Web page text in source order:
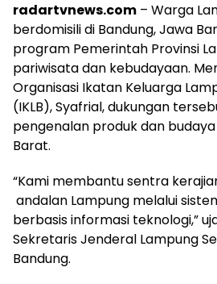
radartvnews.com – Warga
berdomisili di Bandung, Jawa
program Pemerintah Provinsi
pariwisata dan kebudayaan.
Organisasi Ikatan Keluarga
(IKLB), Syafrial, dukungan
pengenalan produk dan
Barat.
“Kami membantu sentra
andalan Lampung melalui
berbasis informasi teknologi,”
Sekretaris Jenderal Lampung
Bandung.